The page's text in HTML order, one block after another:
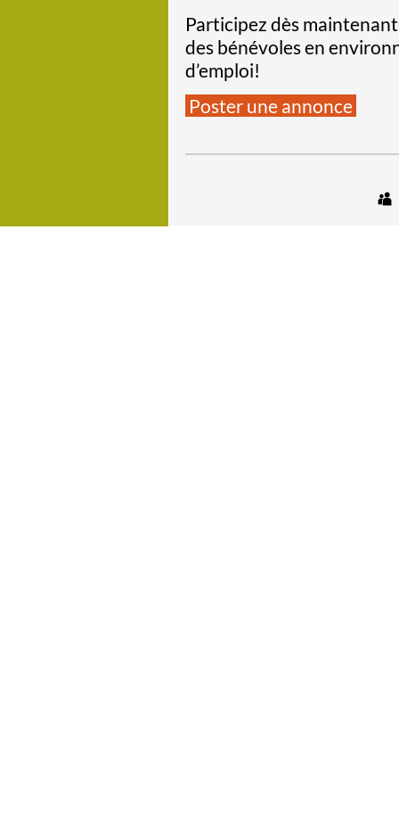
Participez dès
des bénévoles en
d’emploi!
Poster une annonce